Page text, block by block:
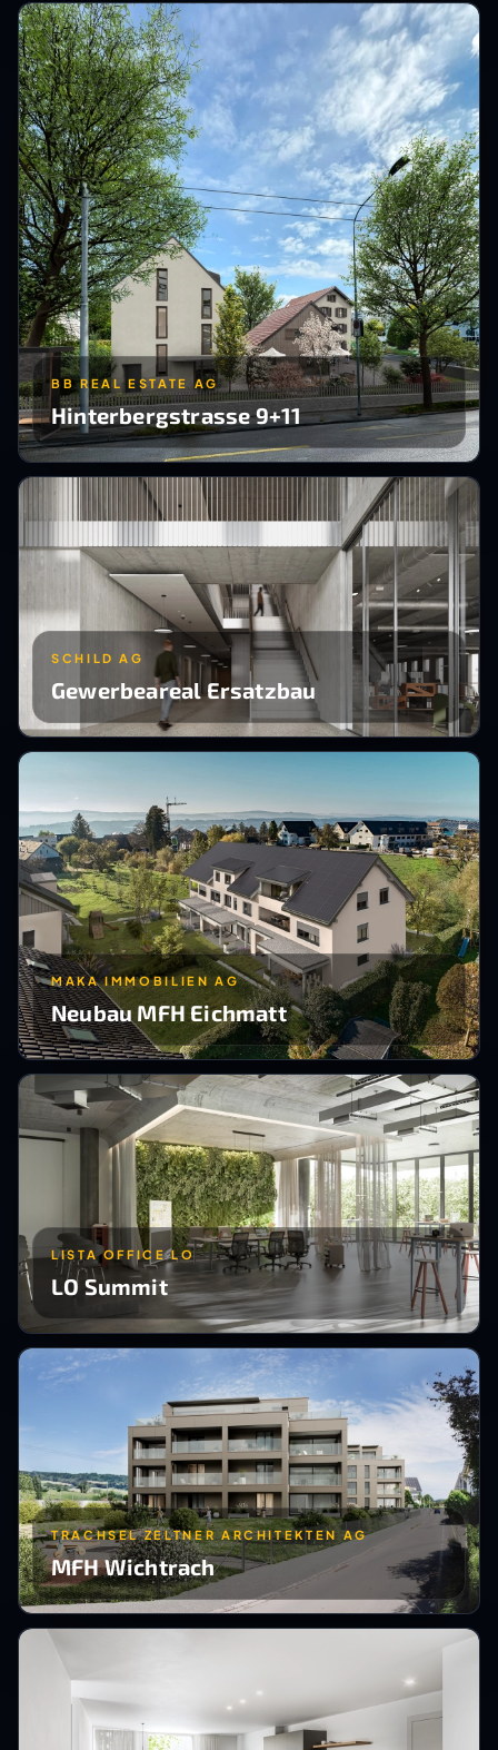
BB REAL ESTATE AG
Hinterbergstrasse 9+11
SCHILD AG
Gewerbeareal Ersatzbau
MAKA IMMOBILIEN AG
Neubau MFH Eichmatt
LISTA OFFICE LO
LO Summit
TRACHSEL ZELTNER ARCHITEKTEN AG
MFH Wichtrach